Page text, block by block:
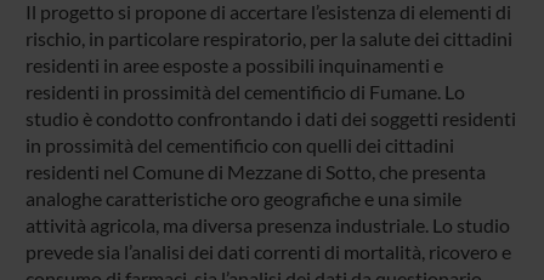
Il progetto si propone di accertare l’esistenza di elementi di
rischio, in particolare respiratorio, per la salute dei cittadini
residenti in aree esposte a possibili inquinamenti e
residenti in prossimità del cementificio di Fumane. Lo
studio è condotto confrontando i dati dei soggetti residenti
in prossimità del cementificio con quelli dei cittadini
residenti nel Comune di Mezzane di Sotto, che presenta
analoghe caratteristiche oro geografiche e una simile
attività agricola, ma diversa presenza industriale. Lo studio
prevede sia l’analisi dei dati correnti di mortalità, ricovero e